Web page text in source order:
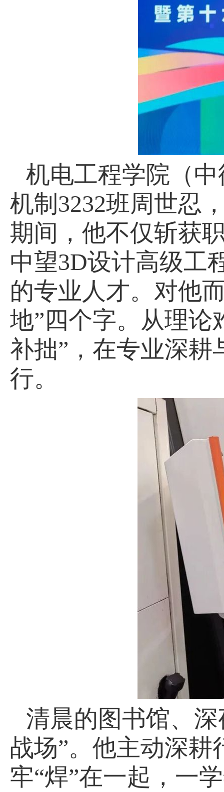
机电工程学院（
机制3232班周世忍
期间，他不仅斩获
中望3D设计高级工
的专业人才。对他
地”四个字。从理论
补拙”，在专业深
行。
清晨的图书馆、
战场”。他主动深
牢“焊”在一起，一